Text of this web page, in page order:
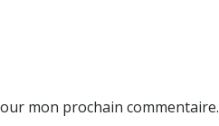
mon prochain commentaire.